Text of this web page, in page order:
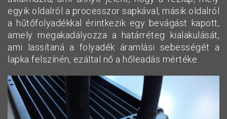
egyik oldalról a processzor sapkával, másik oldalról
a hűtőfolyadékkal érintkezik egy bevágást kapott,
amely megakadályozza a határréteg kialakulását,
ami lassítaná a folyadék áramlási sebességét a
lapka felszínén, ezáltal nő a hőleadás mértéke.